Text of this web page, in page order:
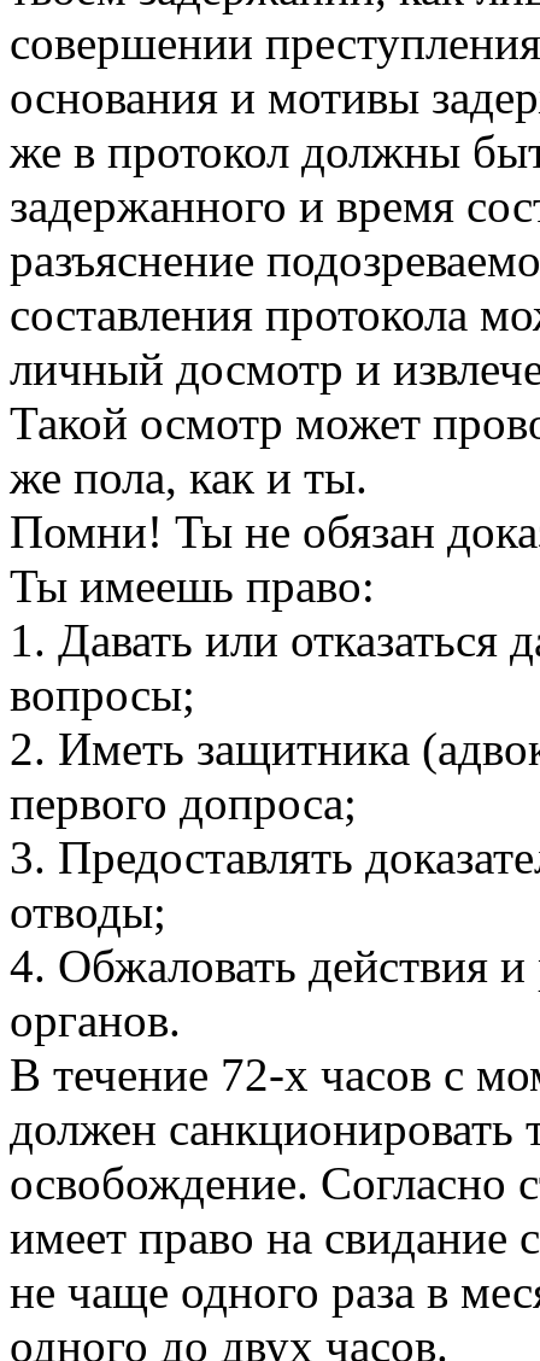
совершении
основания и мотивы
же в протокол должны
задержанного и время
разъяснение
составления протокола
личный досмотр и
Такой осмотр может
же пола, как и ты.
Помни! Ты не обязан
Ты имеешь право:
1. Давать или отказаться
вопросы;
2. Иметь защитника
первого допроса;
3. Предоставлять
отводы;
4. Обжаловать действия
органов.
В течение 72-х часов с
должен санкционировать
освобождение.
имеет право на
не чаще одного раза в
одного до двух часов.